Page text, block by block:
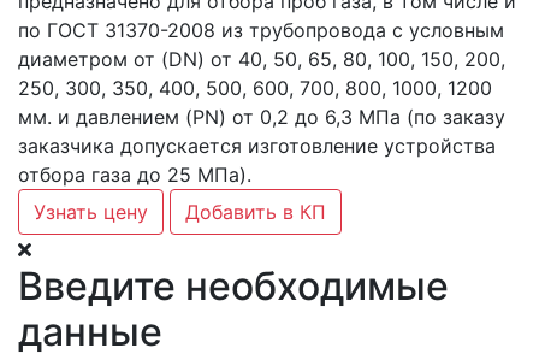
по ГОСТ 31370-2008 из трубопровода с условным
диаметром от (DN) от 40, 50, 65, 80, 100, 150, 200,
250, 300, 350, 400, 500, 600, 700, 800, 1000, 1200
мм. и давлением (PN) от 0,2 до 6,3 МПа (по заказу
заказчика допускается изготовление устройства
отбора газа до 25 МПа).
Узнать цену
Добавить в КП
Введите необходимые
данные